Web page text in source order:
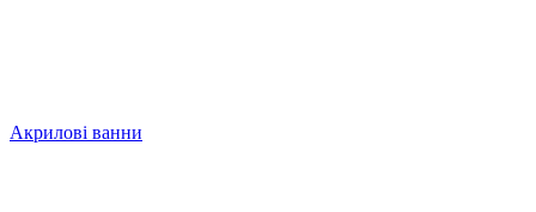
Акрилові ванни